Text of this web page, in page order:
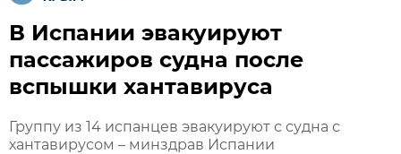
В Испании эвакуируют
пассажиров судна после
вспышки хантавируса
Группу из 14 испанцев эвакуируют с судна с
хантавирусом – минздрав Испании